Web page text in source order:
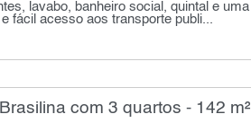
lavabo, banheiro social, quintal e uma
fácil acesso aos transporte publi...
com 3 quartos - 142 m²